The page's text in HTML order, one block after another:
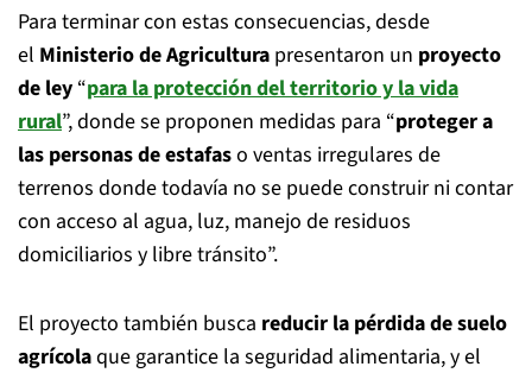
Para terminar con estas consecuencias, desde
el Ministerio de Agricultura presentaron un proyecto
de ley “para la protección del territorio y la vida
rural”, donde se proponen medidas para “proteger a
las personas de estafaso ventas irregulares de
terrenos donde todavía no se puede construir ni contar
con acceso al agua, luz, manejo de residuos
domiciliarios y libre tránsito”.
El proyecto también busca reducir la pérdida de suelo
agrícolaque garantice la seguridad alimentaria, y el